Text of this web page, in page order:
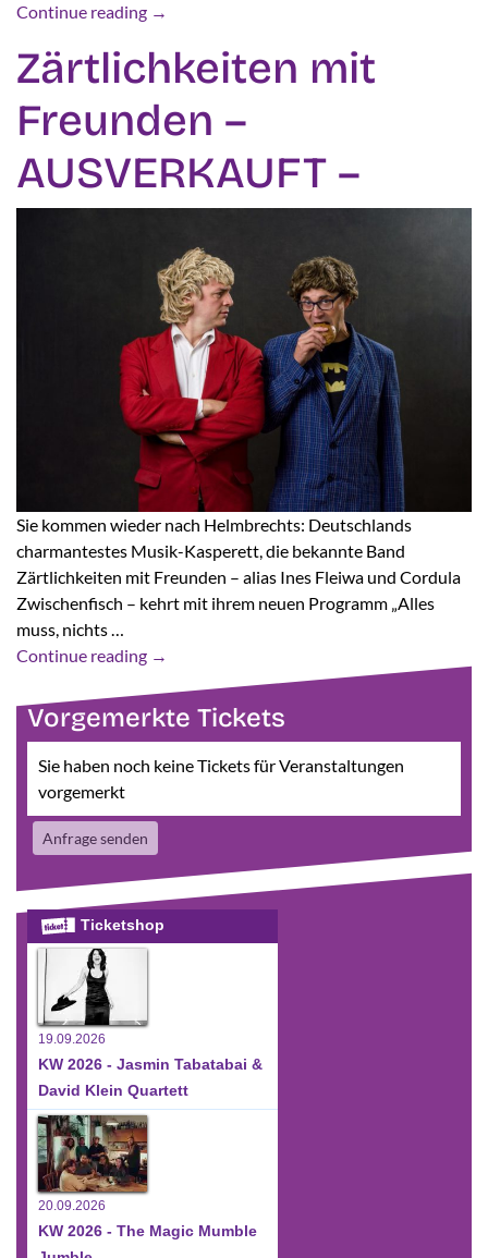
Continue reading →
Zärtlichkeiten mit
Freunden –
AUSVERKAUFT –
Sie kommen wieder nach Helmbrechts: Deutschlands
charmantestes Musik-Kasperett, die bekannte Band
Zärtlichkeiten mit Freunden – alias Ines Fleiwa und Cordula
Zwischenfisch – kehrt mit ihrem neuen Programm „Alles
muss, nichts …
Continue reading →
Vorgemerkte Tickets
Sie haben noch keine Tickets für Veranstaltungen
vorgemerkt
Anfrage senden
Ticketshop
19.09.2026
KW 2026 - Jasmin Tabatabai &
David Klein Quartett
20.09.2026
KW 2026 - The Magic Mumble